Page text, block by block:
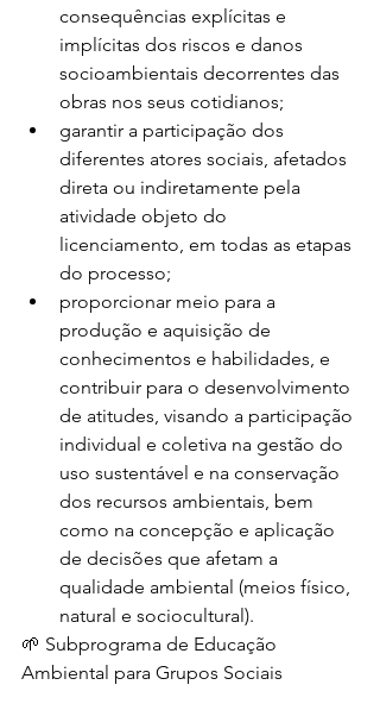
consequências explícitas e
implícitas dos riscos e danos
socioambientais decorrentes das
obras nos seus cotidianos;
garantir a participação dos
diferentes atores sociais, afetados
direta ou indiretamente pela
atividade objeto do
licenciamento, em todas as etapas
do processo;
proporcionar meio para a
produção e aquisição de
conhecimentos e habilidades, e
contribuir para o desenvolvimento
de atitudes, visando a participação
individual e coletiva na gestão do
uso sustentável e na conservação
dos recursos ambientais, bem
como na concepção e aplicação
de decisões que afetam a
qualidade ambiental (meios físico,
natural e sociocultural).
🌱 Subprograma de Educação
Ambiental para Grupos Sociais